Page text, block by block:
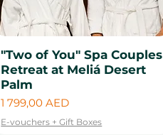
"Two of You" Spa Couples
Retreat at Meliá Desert
Palm
Цена
1 799,00 AED
E-vouchers + Gift Boxes